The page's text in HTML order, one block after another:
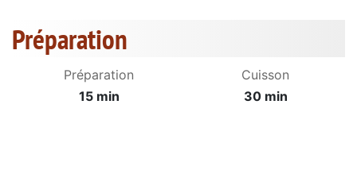
Préparation
Préparation
15 min
Cuisson
30 min